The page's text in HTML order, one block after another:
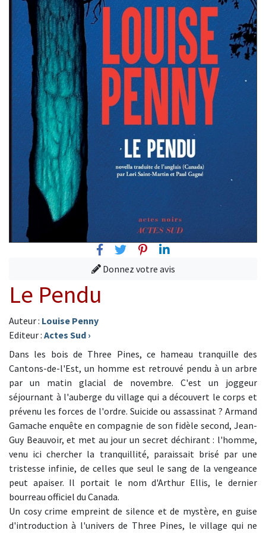
FacebookTwitterPinterest
Linkedin
Donnez votre avis
Le Pendu
Auteur : Louise Penny
Editeur : Actes Sud ›
Dans les bois de Three Pines, ce hameau tranquille des
Cantons-de-l'Est, un homme est retrouvé pendu à un arbre
par un matin glacial de novembre. C'est un joggeur
séjournant à l'auberge du village qui a découvert le corps et
prévenu les forces de l'ordre. Suicide ou assassinat ? Armand
Gamache enquête en compagnie de son fidèle second, Jean-
Guy Beauvoir, et met au jour un secret déchirant : l'homme,
venu ici chercher la tranquillité, paraissait brisé par une
tristesse infinie, de celles que seul le sang de la vengeance
peut apaiser. Il portait le nom d'Arthur Ellis, le dernier
bourreau officiel du Canada.
Un cosy crime empreint de silence et de mystère, en guise
d'introduction à l'univers de Three Pines, le village qui ne